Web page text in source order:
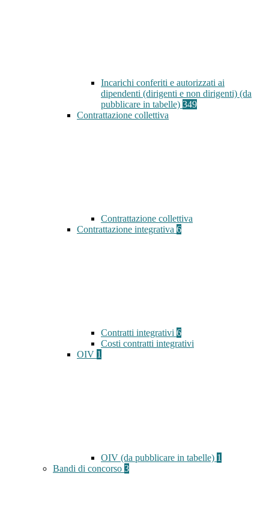
Incarichi conferiti e autorizzati ai
dipendenti (dirigenti e non dirigenti) (da
pubblicare in tabelle) 349
Contrattazione collettiva
Contrattazione collettiva
Contrattazione integrativa 6
Contratti integrativi 6
Costi contratti integrativi
OIV 1
OIV (da pubblicare in tabelle) 1
Bandi di concorso 3